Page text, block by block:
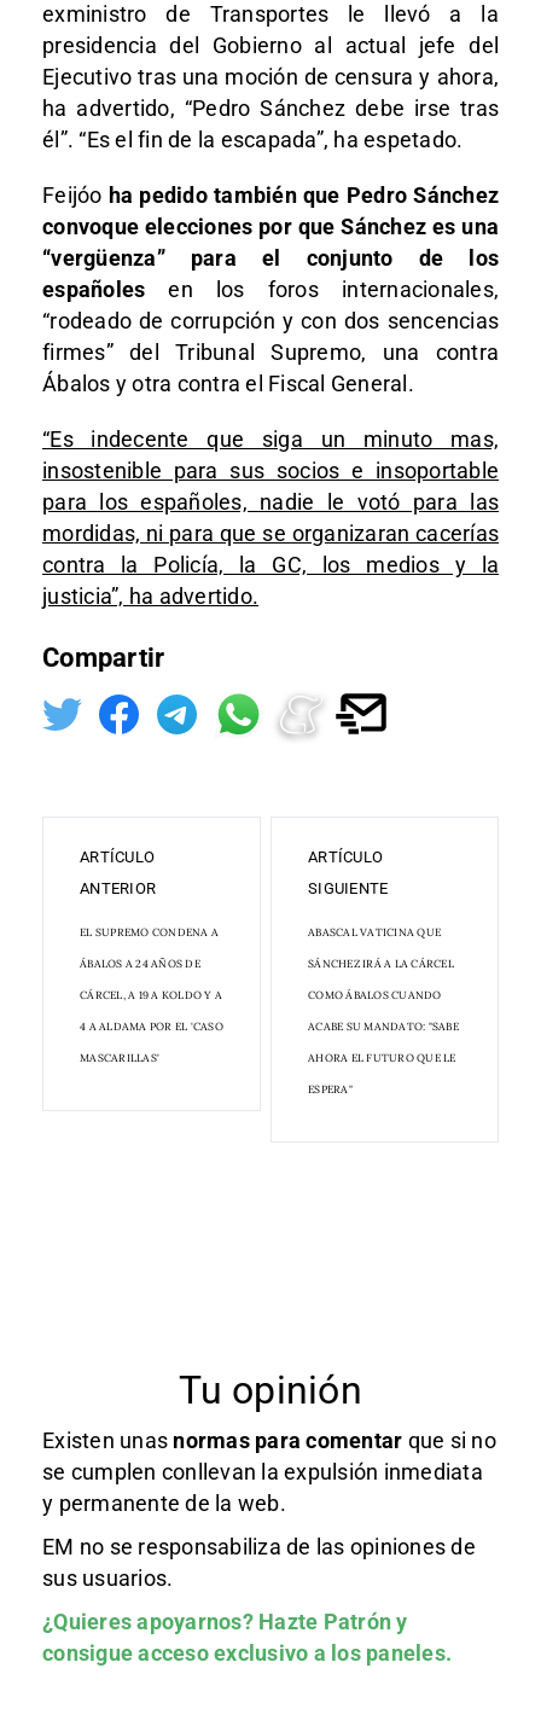
exministro de Transportes le llevó a la
presidencia del Gobierno al actual jefe del
Ejecutivo tras una moción de censura y ahora,
ha advertido, “Pedro Sánchez debe irse tras
él”. “Es el fin de la escapada”, ha espetado.
Feijóo ha pedido también que Pedro Sánchez
convoque elecciones por que Sánchez es una
“vergüenza” para el conjunto de los
españoles en los foros internacionales,
“rodeado de corrupción y con dos sencencias
firmes” del Tribunal Supremo, una contra
Ábalos y otra contra el Fiscal General.
“Es indecente que siga un minuto mas,
insostenible para sus socios e insoportable
para los españoles, nadie le votó para las
mordidas, ni para que se organizaran cacerías
contra la Policía, la GC, los medios y la
justicia”, ha advertido.
Compartir
ARTÍCULO
ANTERIOR
EL SUPREMO CONDENA A
ÁBALOS A 24 AÑOS DE
CÁRCEL, A 19 A KOLDO Y A
4 A ALDAMA POR EL 'CASO
MASCARILLAS'
ARTÍCULO
SIGUIENTE
ABASCAL VATICINA QUE
SÁNCHEZ IRÁ A LA CÁRCEL
COMO ÁBALOS CUANDO
ACABE SU MANDATO: "SABE
AHORA EL FUTURO QUE LE
ESPERA"
Tu opinión
Existen unas normas para comentar que si no
se cumplen conllevan la expulsión inmediata
y permanente de la web.
EM no se responsabiliza de las opiniones de
sus usuarios.
¿Quieres apoyarnos? Hazte Patróny
consigue acceso exclusivo a los paneles.